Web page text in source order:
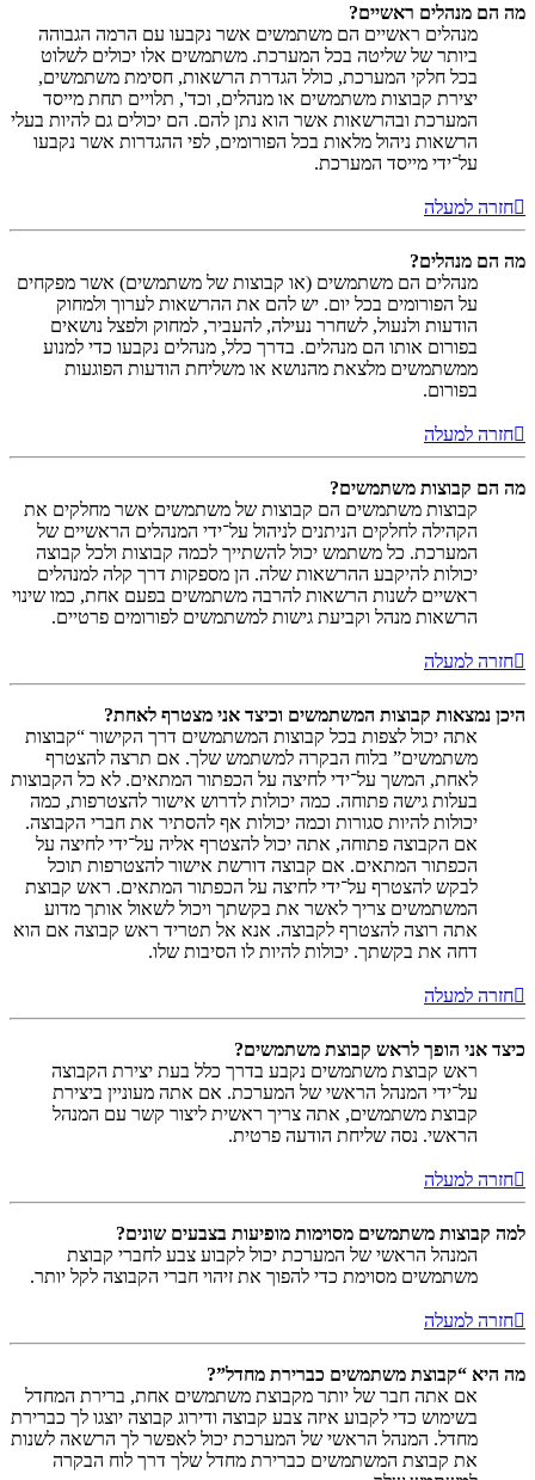
מה הם מנהלים ראשיים?
מנהלים ראשיים הם משתמשים אשר נקבעו עם הרמה הגבוהה
ביותר של שליטה בכל המערכת. משתמשים אלו יכולים לשלוט
בכל חלקי המערכת, כולל הגדרת הרשאות, חסימת משתמשים,
יצירת קבוצות משתמשים או מנהלים, וכד', תלויים תחת מייסד
המערכת ובהרשאות אשר הוא נתן להם. הם יכולים גם להיות בעלי
הרשאות ניהול מלאות בכל הפורומים, לפי ההגדרות אשר נקבעו
על־ידי מייסד המערכת.
חזרה למעלה
מה הם מנהלים?
מנהלים הם משתמשים (או קבוצות של משתמשים) אשר מפקחים
על הפורומים בכל יום. יש להם את ההרשאות לערוך ולמחוק
הודעות ולנעול, לשחרר נעילה, להעביר, למחוק ולפצל נושאים
בפורום אותו הם מנהלים. בדרך כלל, מנהלים נקבעו כדי למנוע
ממשתמשים מלצאת מהנושא או משליחת הודעות הפוגעות
בפורום.
חזרה למעלה
מה הם קבוצות משתמשים?
קבוצות משתמשים הם קבוצות של משתמשים אשר מחלקים את
הקהילה לחלקים הניתנים לניהול על־ידי המנהלים הראשיים של
המערכת. כל משתמש יכול להשתייך לכמה קבוצות ולכל קבוצה
יכולות להיקבע ההרשאות שלה. הן מספקות דרך קלה למנהלים
ראשיים לשנות הרשאות להרבה משתמשים בפעם אחת, כמו שינוי
הרשאות מנהל וקביעת גישות למשתמשים לפורומים פרטיים.
חזרה למעלה
היכן נמצאות קבוצות המשתמשים וכיצד אני מצטרף לאחת?
אתה יכול לצפות בכל קבוצות המשתמשים דרך הקישור “קבוצות
משתמשים” בלוח הבקרה למשתמש שלך. אם תרצה להצטרף
לאחת, המשך על־ידי לחיצה על הכפתור המתאים. לא כל הקבוצות
בעלות גישה פתוחה. כמה יכולות לדרוש אישור להצטרפות, כמה
יכולות להיות סגורות וכמה יכולות אף להסתיר את חברי הקבוצה.
אם הקבוצה פתוחה, אתה יכול להצטרף אליה על־ידי לחיצה על
הכפתור המתאים. אם קבוצה דורשת אישור להצטרפות תוכל
לבקש להצטרף על־ידי לחיצה על הכפתור המתאים. ראש קבוצת
המשתמשים צריך לאשר את בקשתך ויכול לשאול אותך מדוע
אתה רוצה להצטרף לקבוצה. אנא אל תטריד ראש קבוצה אם הוא
דחה את בקשתך. יכולות להיות לו הסיבות שלו.
חזרה למעלה
כיצד אני הופך לראש קבוצת משתמשים?
ראש קבוצת משתמשים נקבע בדרך כלל בעת יצירת הקבוצה
על־ידי המנהל הראשי של המערכת. אם אתה מעוניין ביצירת
קבוצת משתמשים, אתה צריך ראשית ליצור קשר עם המנהל
הראשי. נסה שליחת הודעה פרטית.
חזרה למעלה
למה קבוצות משתמשים מסוימות מופיעות בצבעים שונים?
המנהל הראשי של המערכת יכול לקבוע צבע לחברי קבוצת
משתמשים מסוימת כדי להפוך את זיהוי חברי הקבוצה לקל יותר.
חזרה למעלה
מה היא “קבוצת משתמשים כברירת מחדל”?
אם אתה חבר של יותר מקבוצת משתמשים אחת, ברירת המחדל
בשימוש כדי לקבוע איזה צבע קבוצה ודירוג קבוצה יוצגו לך כברירת
מחדל. המנהל הראשי של המערכת יכול לאפשר לך הרשאה לשנות
את קבוצת המשתמשים כברירת מחדל שלך דרך לוח הבקרה